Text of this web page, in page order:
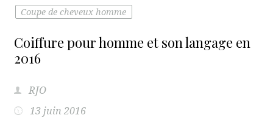
Coupe de cheveux homme
Coiffure pour homme et son langage en
2016
RJO
13 juin 2016